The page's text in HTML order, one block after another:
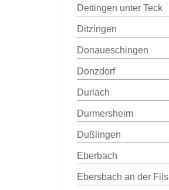
Dettingen unter Teck
Ditzingen
Donaueschingen
Donzdorf
Durlach
Durmersheim
Dußlingen
Eberbach
Ebersbach an der Fils